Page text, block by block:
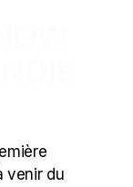
venir du